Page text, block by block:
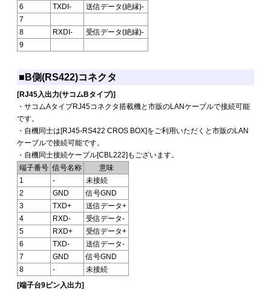
6
TXDI-
送信データ(絶縁)-
7
8
RXDI-
受信データ(絶縁)-
9
■B側(RS422)コネクタ
[RJ45入出力(サコムBタイプ)]
・サコムAタイプRJ45コネクタ搭載機と市販のLANケーブルで接続可能
です。
・自機同士は[RJ45-RS422 CROS BOX]をご利用いただくと市販のLAN
ケーブルで接続可能です。
・自機同士接続ケーブル[CBL222]もございます。
端子番号 信号名称
意味
1
-
未接続
2
GND
信号GND
3
TXD+
送信データ+
4
RXD-
受信データ-
5
RXD+
受信データ+
6
TXD-
送信データ-
7
GND
信号GND
8
-
未接続
[端子台9ピン入出力]